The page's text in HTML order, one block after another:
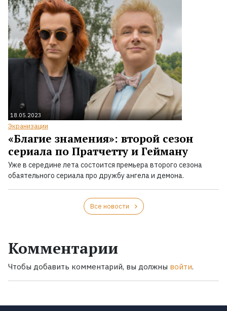
18.05.2023
Экранизации
«Благие знамения»: второй сезон
сериала по Пратчетту и Гейману
Уже в середине лета состоится премьера второго сезона
обаятельного сериала про дружбу ангела и демона.
Все новости
Комментарии
Чтобы добавить комментарий, вы должны войти.